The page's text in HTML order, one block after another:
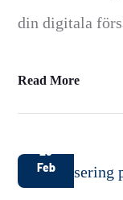
din digitala
Read More
28
Feb